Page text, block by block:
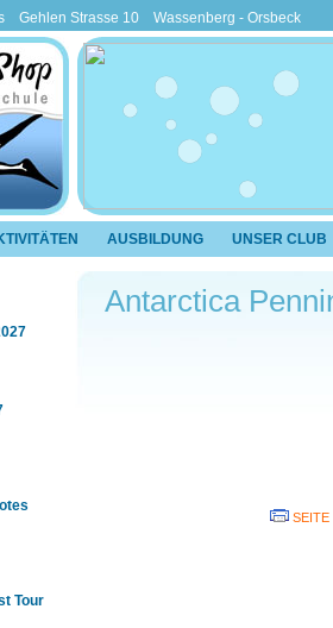
Gehlen Strasse 10 Wassenberg - Orsbeck
AUSBILDUNG UNSER CLUB
Tour
Antarctica
SEITE